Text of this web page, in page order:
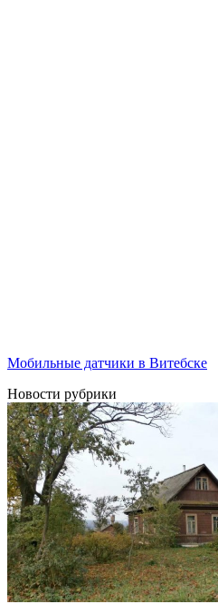
Мобильные датчики в Витебске
Новости рубрики